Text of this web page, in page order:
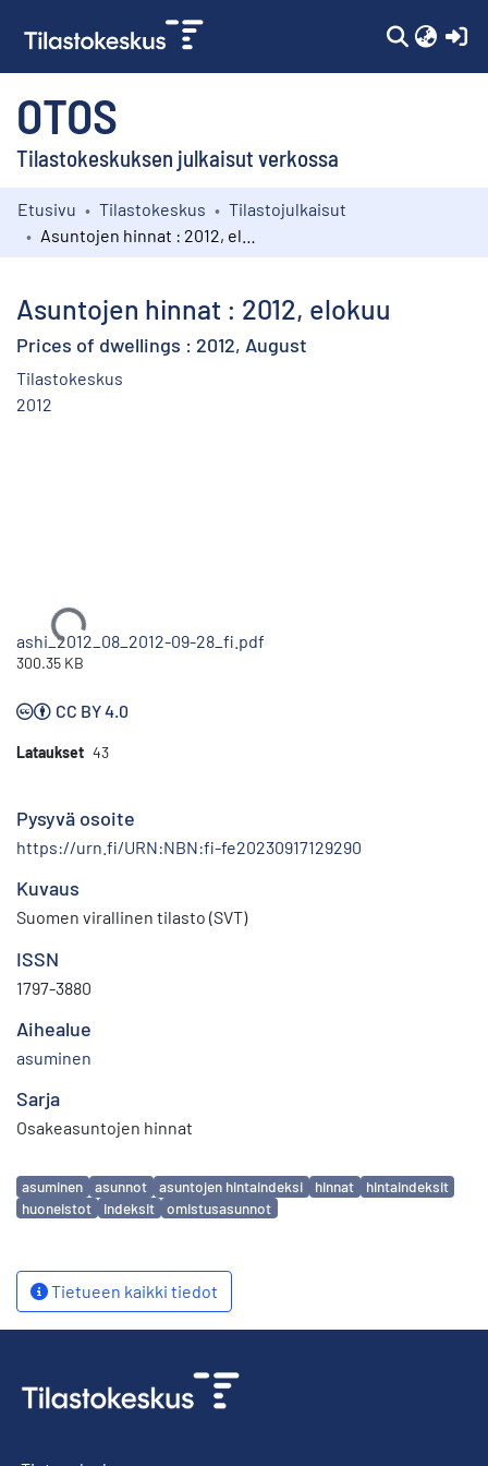
OTOS
Tilastokeskuksen julkaisut verkossa
Kokoelmat
Etusivu Tilastokeskus
Tilastojulkaisut
Asuntojen hinnat : 2012, elokuu
Prices of dwellings : 2012, August
Tilastokeskus
2012
Ladataan...
ashi_2012_08_2012-09-28_fi.pdf
300.35 KB
CC BY 4.0
Lataukset 43
Pysyvä osoite
https://urn.fi/URN:NBN:fi-fe20230917129290
Kuvaus
Suomen virallinen tilasto (SVT)
ISSN
1797-3880
Aihealue
asuminen
Sarja
Osakeasuntojen hinnat
Avainsanat
asuminen asunnot asuntojen hintaindeksi hinnat
hintaindeksit
huoneistot
indeksit omistusasunnot
Tietueen kaikki tiedot